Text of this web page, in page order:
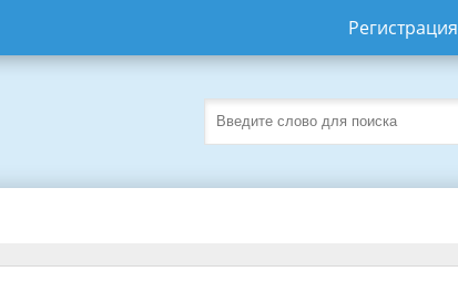
Регистрация